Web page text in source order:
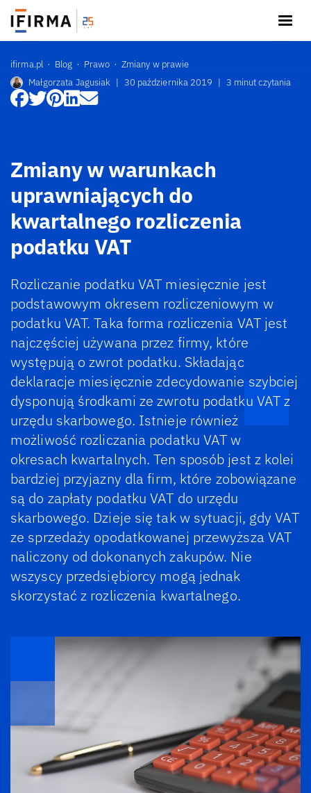
ifirma.pl Blog Prawo
Zmiany w prawie
Małgorzata Jagusiak | 30 października 2019 | 3 minut czytania
Zmiany w warunkach
uprawniających do
kwartalnego rozliczenia
podatku VAT
Rozliczanie podatku VAT miesięcznie jest
podstawowym okresem rozliczeniowym w
podatku VAT. Taka forma rozliczenia VAT jest
najczęściej używana przez firmy, które
występują o zwrot podatku. Składając
deklaracje miesięcznie zdecydowanie szybciej
dysponują środkami ze zwrotu podatku VAT z
urzędu skarbowego. Istnieje również
możliwość rozliczania podatku VAT w
okresach kwartalnych. Ten sposób jest z kolei
bardziej przyjazny dla firm, które zobowiązane
są do zapłaty podatku VAT do urzędu
skarbowego. Dzieje się tak w sytuacji, gdy VAT
ze sprzedaży opodatkowanej przewyższa VAT
naliczony od dokonanych zakupów. Nie
wszyscy przedsiębiorcy mogą jednak
skorzystać z rozliczenia kwartalnego.